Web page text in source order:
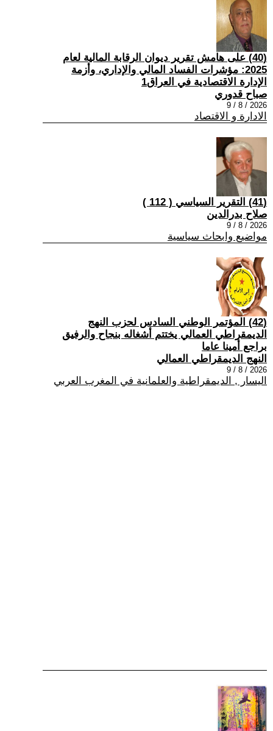
(40) على هامش تقرير ديوان الرقابة المالية لعام
2025: مؤشرات الفساد المالي والإداري، وأزمة
الإدارة الاقتصادية في العراق1
صباح قدوري
2026 / 8 / 9
الادارة و الاقتصاد
(41) التقرير السياسي ( 112 )
صلاح بدرالدين
2026 / 8 / 9
مواضيع وابحاث سياسية
(42) المؤتمر الوطني السادس لحزب النهج
الديمقراطي العمالي يختتم أشغاله بنجاح والرفيق
براجع أمينا عاما
النهج الديمقراطي العمالي
2026 / 8 / 9
اليسار , الديمقراطية والعلمانية في المغرب العربي